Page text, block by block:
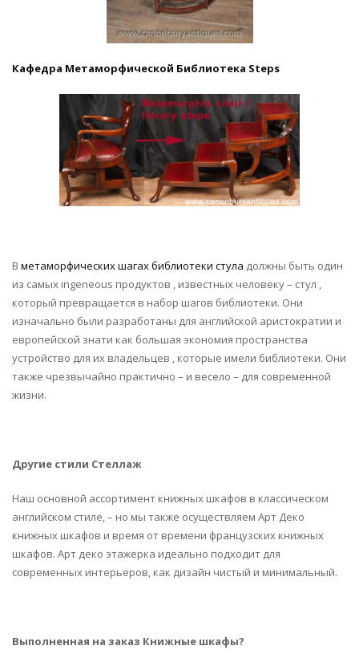
Кафедра Метаморфической Библиотека Steps
В метаморфических шагах библиотеки стула должны быть один
из самых ingeneous продуктов , известных человеку – стул ,
который превращается в набор шагов библиотеки. Они
изначально были разработаны для английской аристократии и
европейской знати как большая экономия пространства
устройство для их владельцев , которые имели библиотеки. Они
также чрезвычайно практично – и весело – для современной
жизни.
Другие стили Стеллаж
Наш основной ассортимент книжных шкафов в классическом
английском стиле, – но мы также осуществляем Арт Деко
книжных шкафов и время от времени французских книжных
шкафов. Арт деко этажерка идеально подходит для
современных интерьеров, как дизайн чистый и минимальный.
Выполненная на заказ Книжные шкафы?